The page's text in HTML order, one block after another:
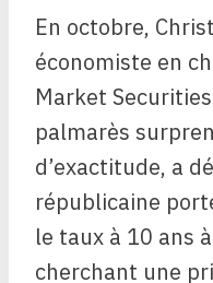
En octobre,
économiste en
Market
palmarès
d’exactitude, a
républicaine
le taux à 10 ans
cherchant une